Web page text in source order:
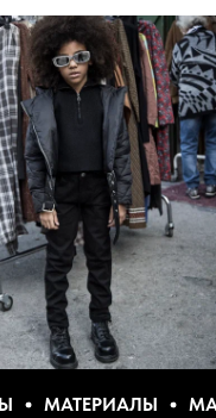
МАТЕРИАЛЫ